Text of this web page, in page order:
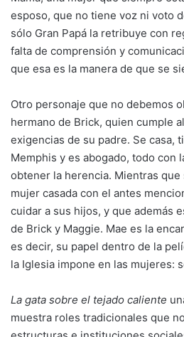
esposo, que no tiene voz ni voto
sólo Gran Papá la retribuye con
falta de comprensión y
que esa es la manera de que se
Otro personaje que no debemos
hermano de Brick, quien cumple
exigencias de su padre. Se casa,
Memphis y es abogado, todo con
obtener la herencia. Mientras que
mujer casada con el antes
cuidar a sus hijos, y que además
de Brick y Maggie. Mae es la
es decir, su papel dentro de la
la Iglesia impone en las mujeres:
La gata sobre el tejado caliente
muestra roles tradicionales que